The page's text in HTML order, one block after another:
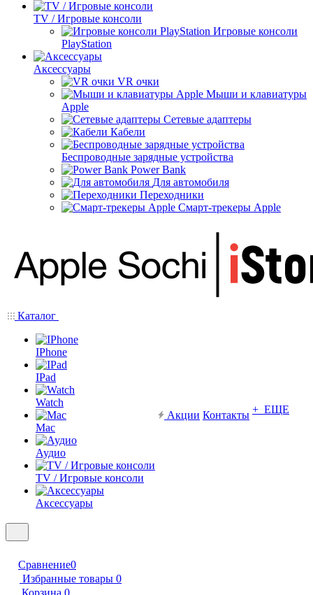
TV / Игровые консоли
Игровые консоли
PlayStation
Аксессуары
VR очки
Мыши и клавиатуры
Apple
Сетевые адаптеры
Кабели
Беспроводные зарядные устройства
Power Bank
Для автомобиля
Переходники
Смарт-трекеры Apple
Каталог
IPhone
IPad
Watch
Mac
Аудио
TV / Игровые консоли
Аксессуары
Акции Контакты + ЕЩЕ
Сравнение0
Избранные товары 0
Корзина 0